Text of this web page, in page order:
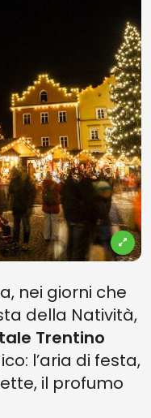
nei giorni che
della Natività,
Trentino
l’aria di festa,
il profumo